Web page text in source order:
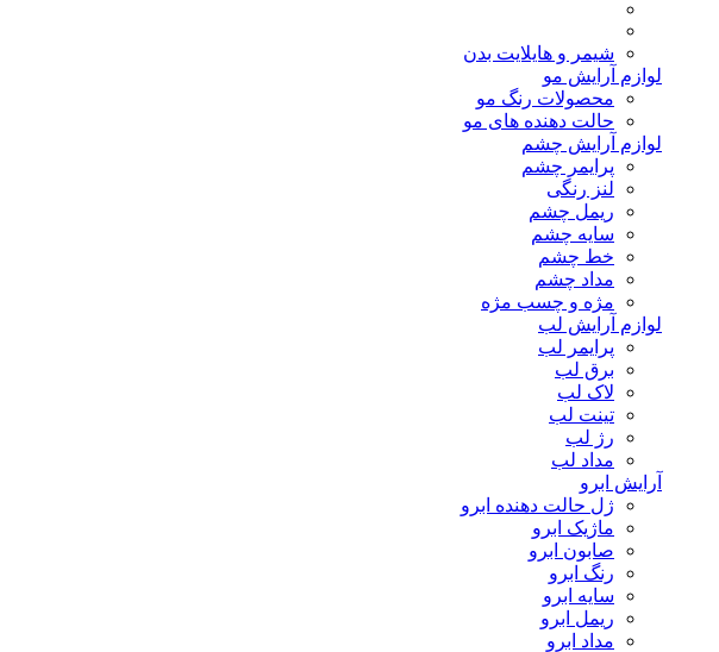
شیمر و هایلایت بدن
لوازم آرایش مو
محصولات رنگ مو
حالت دهنده های مو
لوازم آرایش چشم
پرایمر چشم
لنز رنگی
ریمل چشم
سایه چشم
خط چشم
مداد چشم
مژه و چسب مژه
لوازم آرایش لب
پرایمر لب
برق لب
لاک لب
تینت لب
رژ لب
مداد لب
آرایش ابرو
ژل حالت دهنده ابرو
ماژیک ابرو
صابون ابرو
رنگ ابرو
سایه ابرو
ریمل ابرو
مداد ابرو